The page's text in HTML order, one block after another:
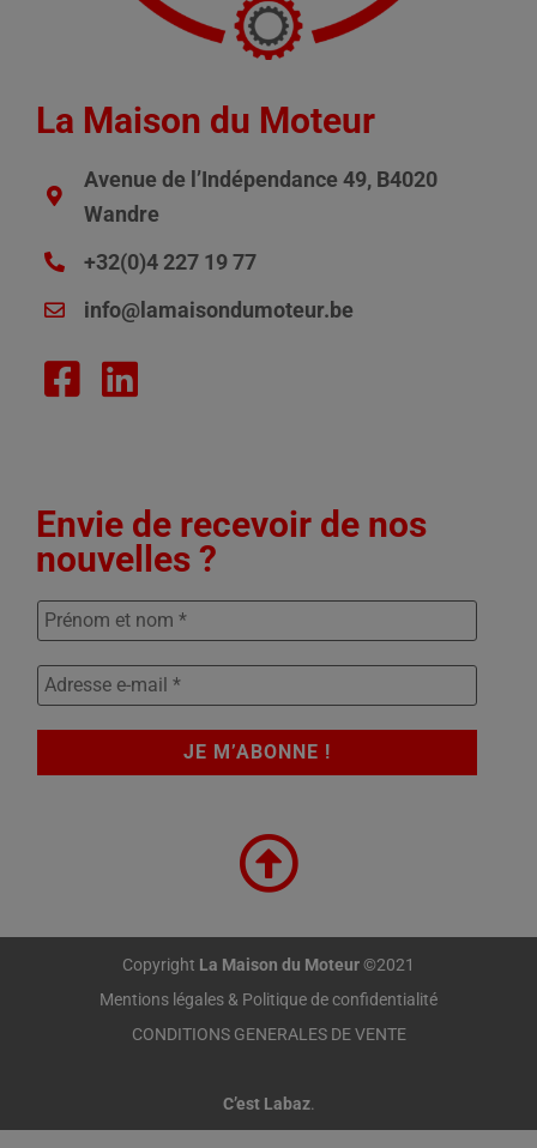
La Maison du Moteur
Avenue de l’Indépendance 49, B4020
Wandre
+32(0)4 227 19 77
info@lamaisondumoteur.be
Envie de recevoir de nos
nouvelles ?
Copyright La Maison du Moteur©2021
Mentions légales & Politique de confidentialité
CONDITIONS GENERALES DE VENTE
C’est Labaz.